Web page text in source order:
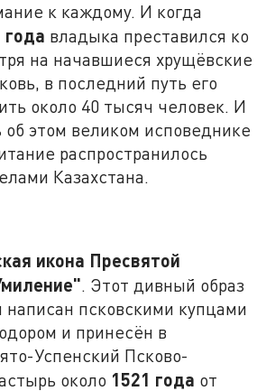
к каждому. И когда
года владыка преставился ко
на начавшиеся хрущёвские
в последний путь его
около 40 тысяч человек. И
об этом великом исповеднике
распространилось
Казахстана.
икона Пресвятой
. Этот дивный образ
псковскими купцами
и принесён в
Успенский Псково-
около 1521 года от